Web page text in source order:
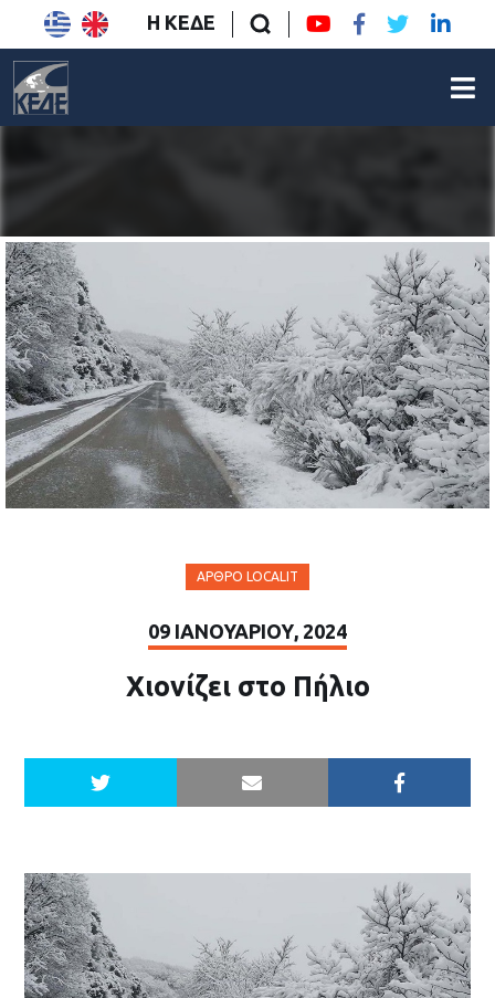
Η ΚΕΔΕ
ΆΡΘΡΟ LOCALIT
09 ΙΑΝΟΥΑΡΊΟΥ, 2024
Χιονίζει στο Πήλιο